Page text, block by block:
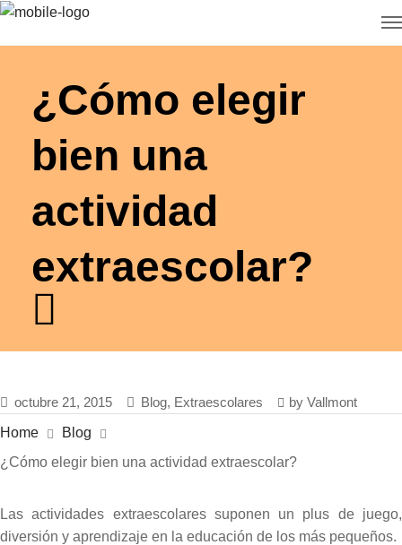
¿Cómo elegir
bien una
actividad
extraescolar?
octubre 21, 2015 Blog, Extraescolares by Vallmont
Home
Blog
¿Cómo elegir bien una actividad extraescolar?
Las actividades extraescolares suponen un plus de juego,
diversión y aprendizaje en la educación de los más pequeños.